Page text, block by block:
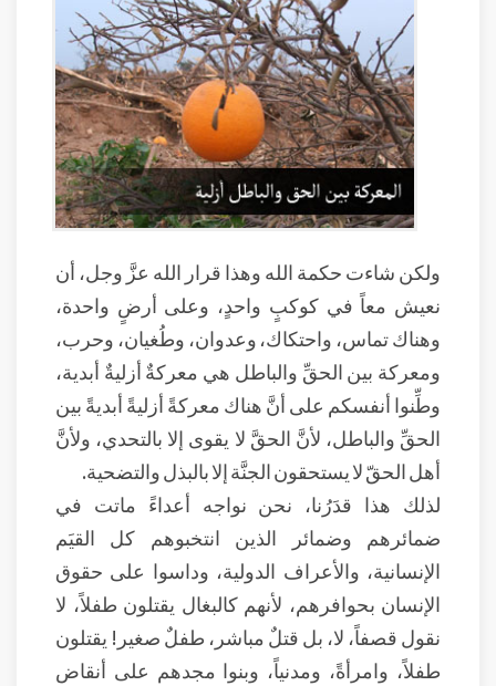
ولكن شاءت حكمة الله وهذا قرار الله عزَّ وجل، أن
نعيش معاً في كوكبٍ واحدٍ، وعلى أرضٍ واحدة،
وهناك تماس، واحتكاك، وعدوان، وطُغيان، وحرب،
ومعركة بين الحقِّ والباطل هي معركةٌ أزليةٌ أبدية،
وطِّنوا أنفسكم على أنَّ هناك معركةً أزليةً أبديةً بين
الحقِّ والباطل، لأنَّ الحقَّ لا يقوى إلا بالتحدي، ولأنَّ
أهل الحقّ لا يستحقون الجنَّة إلا بالبذل والتضحية.
لذلك هذا قدَرُنا، نحن نواجه أعداءً ماتت في
ضمائرهم وضمائر الذين انتخبوهم كل القيَم
الإنسانية، والأعراف الدولية، وداسوا على حقوق
الإنسان بحوافرهم، لأنهم كالبغال يقتلون طفلاً، لا
نقول قصفاً، لا، بل قتلٌ مباشر، طفلٌ صغير! يقتلون
طفلاً، وامرأةً، ومدنياً، وبنوا مجدهم على أنقاض